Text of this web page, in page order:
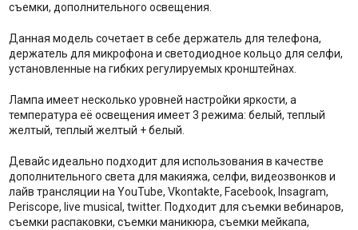
съемки, дополнительного освещения.
Данная модель сочетает в себе держатель для телефона,
держатель для микрофона и светодиодное кольцо для селфи,
установленные на гибких регулируемых кронштейнах.
Лампа имеет несколько уровней настройки яркости, а
температура её освещения имеет 3 режима: белый, теплый
желтый, теплый желтый + белый.
Девайс идеально подходит для использования в качестве
дополнительного света для макияжа, селфи, видеозвонков и
лайв трансляции на YouTube, Vkontakte, Facebook, Insagram,
Periscope, live musical, twitter. Подходит для съемки вебинаров,
съемки распаковки, съемки маникюра, съемки мейкапа,